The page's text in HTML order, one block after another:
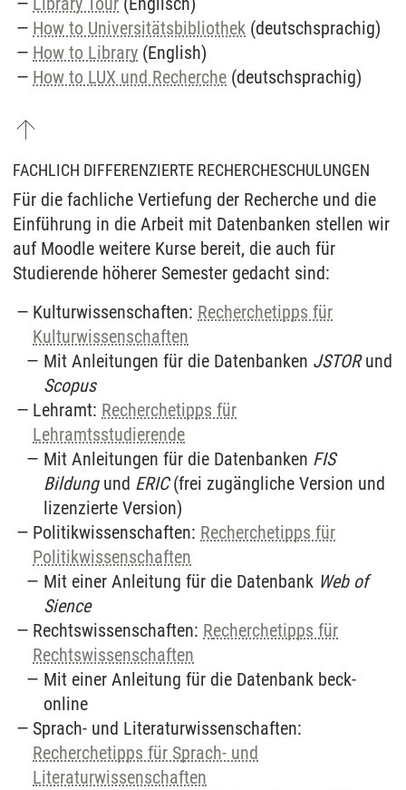
How to Universitätsbibliothek (deutschsprachig)
How to Library (English)
How to LUX und Recherche (deutschsprachig)
FACHLICH DIFFERENZIERTE RECHERCHESCHULUNGEN
Für die fachliche Vertiefung der Recherche und die
Einführung in die Arbeit mit Datenbanken stellen wir
auf Moodle weitere Kurse bereit, die auch für
Studierende höherer Semester gedacht sind:
Kulturwissenschaften: Recherchetipps für
Kulturwissenschaften
Mit Anleitungen für die Datenbanken JSTORund
Scopus
Lehramt: Recherchetipps für
Lehramtsstudierende
Mit Anleitungen für die Datenbanken FIS
Bildungund ERIC(frei zugängliche Version und
lizenzierte Version)
Politikwissenschaften: Recherchetipps für
Politikwissenschaften
Mit einer Anleitung für die Datenbank Web of
Sience
Rechtswissenschaften: Recherchetipps für
Rechtswissenschaften
Mit einer Anleitung für die Datenbank beck-
online
Sprach- und Literaturwissenschaften:
Recherchetipps für Sprach- und
Literaturwissenschaften